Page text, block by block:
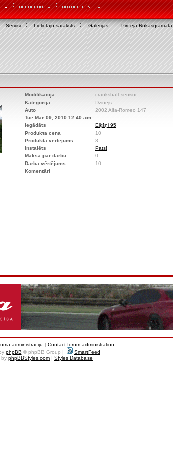
Servisi Lietotāju saraksts Galerijas Pircēja Rokasgrāmata
Modifikācija
crankshaft sensor
Kategorija
Dzinējs
Auto
2002 Alfa-Romeo 147
Tue Mar 09, 2010 12:40 am
Iegādāts
Elķšņi 95
Produkta cena
10
Produkta vērtējums
8
Instalēts
Pats!
Maksa par darbu
0
Darba vērtējums
10
Komentāri
administrāciju | Contact forum administration
phpBB © phpBB Group |
SmartFeed
by phpBBStyles.com | Styles Database